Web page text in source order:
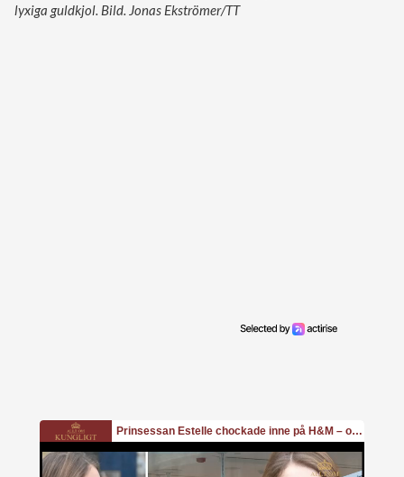
lyxiga guldkjol. Bild. Jonas Ekströmer/TT